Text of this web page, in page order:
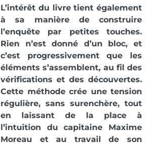
L’intérêt du livre tient également
à sa manière de construire
l’enquête par petites touches.
Rien n’est donné d’un bloc, et
c’est progressivement que les
éléments s’assemblent, au fil des
vérifications et des découvertes.
Cette méthode crée une tension
régulière, sans surenchère, tout
en laissant de la place à
l’intuition du capitaine Maxime
Moreau et au travail de son